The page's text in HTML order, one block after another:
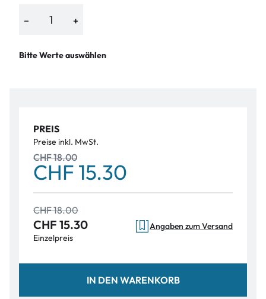
− +
Bitte Werte auswählen
PREIS
Preise inkl. MwSt.
CHF 18.00
CHF 15.30
CHF 18.00
CHF 15.30
Einzelpreis
Angaben zum Versand
IN DEN WARENKORB